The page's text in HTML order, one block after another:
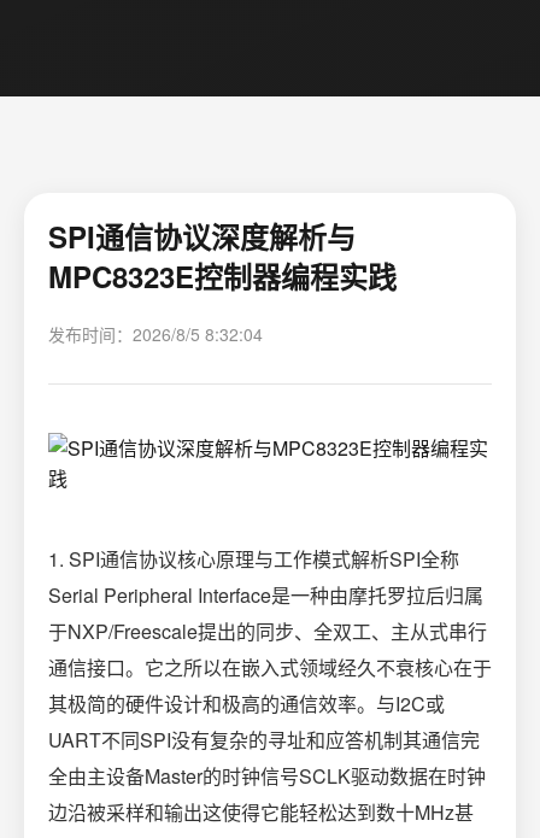
SPI通信协议深度解析与
MPC8323E控制器编程实践
发布时间：2026/8/5 8:32:04
1. SPI通信协议核心原理与工作模式解析SPI全称
Serial Peripheral Interface是一种由摩托罗拉后归属
于NXP/Freescale提出的同步、全双工、主从式串行
通信接口。它之所以在嵌入式领域经久不衰核心在于
其极简的硬件设计和极高的通信效率。与I2C或
UART不同SPI没有复杂的寻址和应答机制其通信完
全由主设备Master的时钟信号SCLK驱动数据在时钟
边沿被采样和输出这使得它能轻松达到数十MHz甚